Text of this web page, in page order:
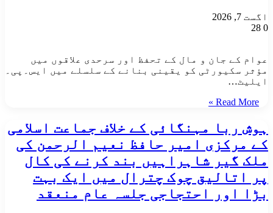
اگست 7, 2026
0
عوام کے جان و مال کے تحفظ اور سرحدی علاقوں میں
مؤثر سکیورٹی کو یقینی بنانے کے سلسلے میں ایس۔پی۔
ایلیٹ…
Read More »
ہوش ربا مہنگائی کے خلاف جماعت اسلامی
کے مرکزی امیر حافظ نعیم الرحمن کی
ملک گیر شاہراہیں بند کرنے کی کال
پر اتالیق چوک چترال میں ایک بہت
بڑا اور احتجاجی جلسہ عام منعقد